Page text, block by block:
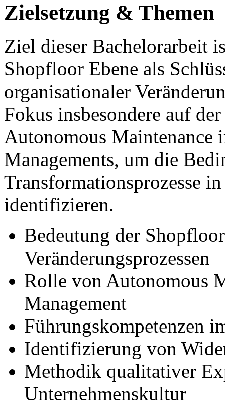
Zielsetzung & Themen
Ziel dieser Bachelorarbeit
Shopfloor Ebene als
organisationaler
Fokus insbesondere auf
Autonomous Maintenance
Managements, um die
Transformationsprozesse
identifizieren.
Bedeutung der
Veränderungsprozessen
Rolle von Autonomous
Management
Führungskompetenzen
Identifizierung von
Methodik qualitativer
Unternehmenskultur